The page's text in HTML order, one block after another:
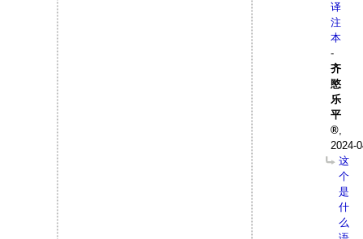
译
注
本
-
齐
愍
乐
平
,
2024-
这
个
是
什
么